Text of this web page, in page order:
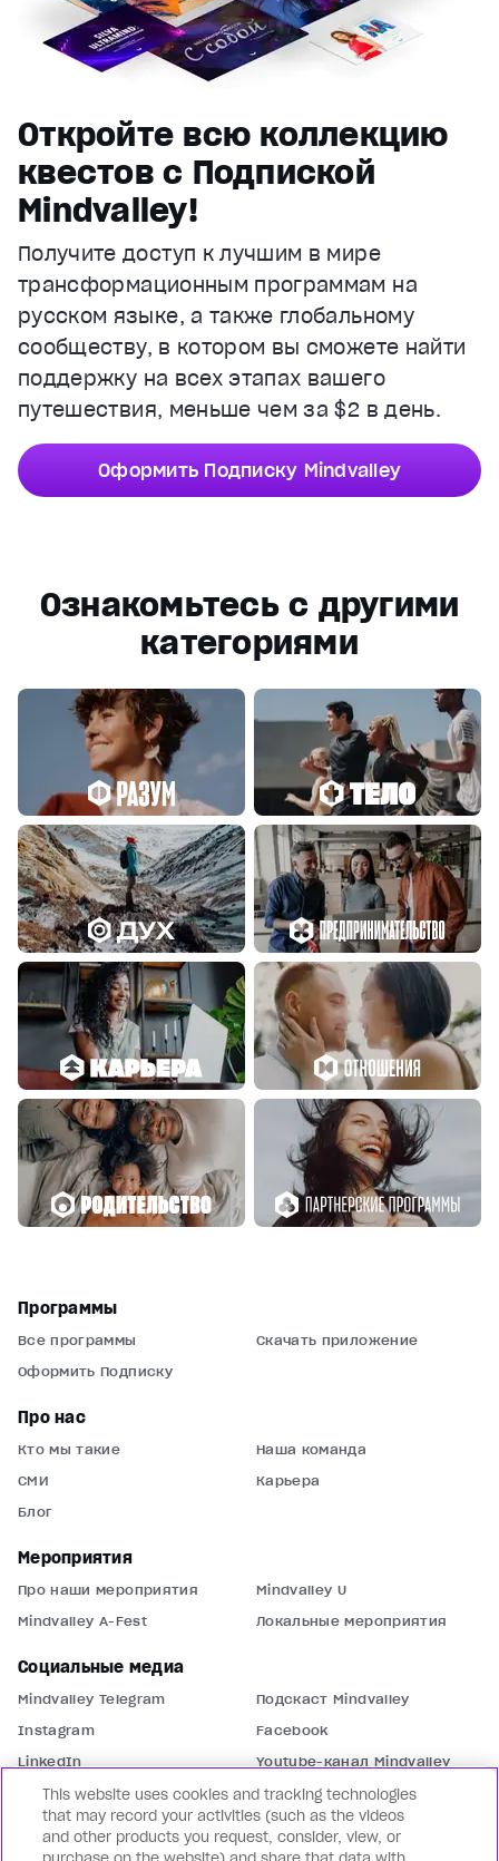
Откройте всю коллекцию
квестов с Подпиской
Mindvalley!
Получите доступ к лучшим в мире
трансформационным программам на
русском языке, а также глобальному
сообществу, в котором вы сможете найти
поддержку на всех этапах вашего
путешествия, меньше чем за $2 в день.
Оформить Подписку Mindvalley
Ознакомьтесь с другими
категориями
Программы
Все программы
Скачать приложение
Оформить Подписку
Про нас
Кто мы такие
Наша команда
СМИ
Карьера
Блог
Мероприятия
Про наши мероприятия
Mindvalley U
Mindvalley A-Fest
Локальные мероприятия
Социальные медиа
Mindvalley Telegram
Подскаст Mindvalley
Instagram
Facebook
LinkedIn
Youtube-канал Mindvalley
Связаться с нами
Поддержка Связаться с нами
This website uses cookies and tracking technologies
that may record your activities (such as the videos
and other products you request, consider, view, or